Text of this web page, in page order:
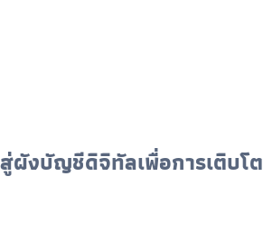
ผังบัญชีดิจิทัลเพื่อการเติบโต